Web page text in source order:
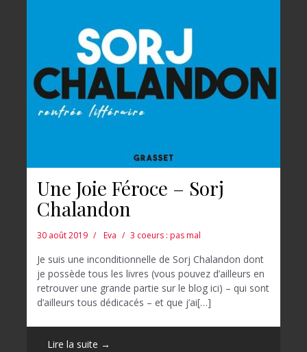
Une Joie Féroce – Sorj
Chalandon
30 août 2019 Eva 3 coeurs : pas mal
Je suis une inconditionnelle de Sorj Chalandon dont
je possède tous les livres (vous pouvez d’ailleurs en
retrouver une grande partie sur le blog ici) – qui sont
d’ailleurs tous dédicacés – et que j’ai[…]
Lire la suite →